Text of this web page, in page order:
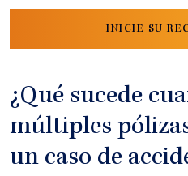
INICIE SU
¿Qué sucede
múltiples
un caso de